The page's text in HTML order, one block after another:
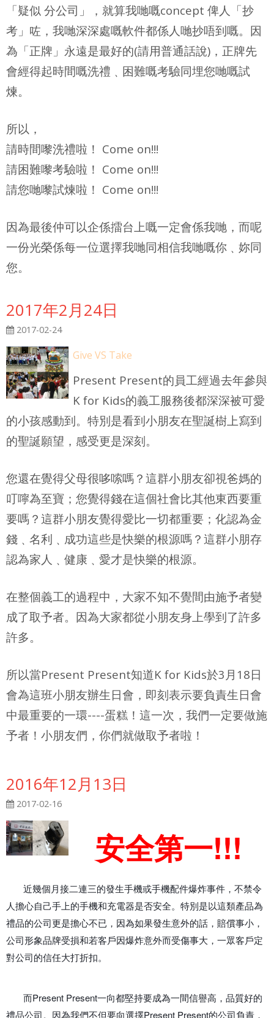
「疑似 分公司」，就算我哋嘅concept 俾人「抄
考」咗，我哋深深處嘅軟件都係人哋抄唔到嘅。因
為「正牌」永遠是最好的(請用普通話說)，正牌先
會經得起時間嘅洗禮﹑困難嘅考驗同埋您哋嘅試
煉。
所以，
請時間嚟洗禮啦！ Come on!!!
請困難嚟考驗啦！ Come on!!!
請您哋嚟試煉啦！ Come on!!!
因為最後仲可以企係擂台上嘅一定會係我哋，而呢
一份光榮係每一位選擇我哋同相信我哋嘅你﹑妳同
您。
2017年2月24日
2017-02-24
Give VS Take
Present Present的員工經過去年參與
K for Kids的義工服務後都深深被可愛
的小孩感動到。特別是看到小朋友在聖誕樹上寫到
的聖誕願望，感受更是深刻。
您還在覺得父母很哆嗦嗎？這群小朋友卻視爸媽的
叮嚀為至寶；您覺得錢在這個社會比其他東西要重
要嗎？這群小朋友覺得愛比一切都重要；化認為金
錢﹑名利﹑成功這些是快樂的根源嗎？這群小朋存
認為家人﹑健康﹑愛才是快樂的根源。
在整個義工的過程中，大家不知不覺間由施予者變
成了取予者。因為大家都從小朋友身上學到了許多
許多。
所以當Present Present知道K for Kids於3月18日
會為這班小朋友辦生日會，即刻表示要負責生日會
中最重要的一環----蛋糕！這一次，我們一定要做施
予者！小朋友們，你們就做取予者啦！
2016年12月13日
2017-02-16
安全第一!!!
近幾個月接二連三的發生手機或手機配件爆炸事件，不禁令
人擔心自己手上的手機和充電器是否安全。特別是以這類產品為
禮品的公司更是擔心不已，因為如果發生意外的話，賠償事小，
公司形象品牌受損和若客戶因爆炸意外而受傷事大，一眾客戶定
對公司的信任大打折扣。
而Present Present一向都堅持要成為一間信譽高，品質好的
禮品公司。因為我們不但要向選擇Present Present的公司負責，